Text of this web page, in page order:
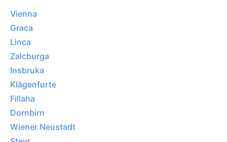
Vienna
Graca
Linca
Zalcburga
Insbruka
Klāgenfurte
Fillaha
Dornbirn
Wiener Neustadt